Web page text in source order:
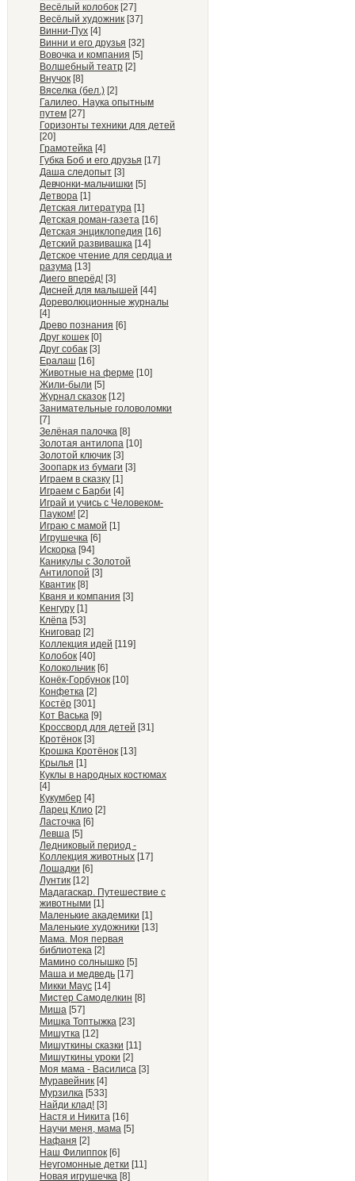
Весёлый колобок [27]
Весёлый художник [37]
Винни-Пух [4]
Винни и его друзья [32]
Вовочка и компания [5]
Волшебный театр [2]
Внучок [8]
Вяселка (бел.) [2]
Галилео. Наука опытным
путем [27]
Горизонты техники для детей
[20]
Грамотейка [4]
Губка Боб и его друзья [17]
Даша следопыт [3]
Девчонки-мальчишки [5]
Детвора [1]
Детская литература [1]
Детская роман-газета [16]
Детская энциклопедия [16]
Детский развивашка [14]
Детское чтение для сердца и
разума [13]
Диего вперёд! [3]
Дисней для малышей [44]
Дореволюционные журналы
[4]
Древо познания [6]
Друг кошек [0]
Друг собак [3]
Ералаш [16]
Животные на ферме [10]
Жили-были [5]
Журнал сказок [12]
Занимательные головоломки
[7]
Зелёная палочка [8]
Золотая антилопа [10]
Золотой ключик [3]
Зоопарк из бумаги [3]
Играем в сказку [1]
Играем с Барби [4]
Играй и учись с Человеком-
Пауком! [2]
Играю с мамой [1]
Игрушечка [6]
Искорка [94]
Каникулы с Золотой
Антилопой [3]
Квантик [8]
Кваня и компания [3]
Кенгуру [1]
Клёпа [53]
Книговар [2]
Коллекция идей [119]
Колобок [40]
Колокольчик [6]
Конёк-Горбунок [10]
Конфетка [2]
Костёр [301]
Кот Васька [9]
Кроссворд для детей [31]
Кротёнок [3]
Крошка Кротёнок [13]
Крылья [1]
Куклы в народных костюмах
[4]
Кукумбер [4]
Ларец Клио [2]
Ласточка [6]
Левша [5]
Ледниковый период -
Коллекция животных [17]
Лошадки [6]
Лунтик [12]
Мадагаскар. Путешествие с
животными [1]
Маленькие академики [1]
Маленькие художники [13]
Мама. Моя первая
библиотека [2]
Мамино солнышко [5]
Маша и медведь [17]
Микки Маус [14]
Мистер Самоделкин [8]
Миша [57]
Мишка Топтыжка [23]
Мишутка [12]
Мишуткины сказки [11]
Мишуткины уроки [2]
Моя мама - Василиса [3]
Муравейник [4]
Мурзилка [533]
Найди клад! [3]
Настя и Никита [16]
Научи меня, мама [5]
Нафаня [2]
Наш Филиппок [6]
Неугомонные детки [11]
Новая игрушечка [8]